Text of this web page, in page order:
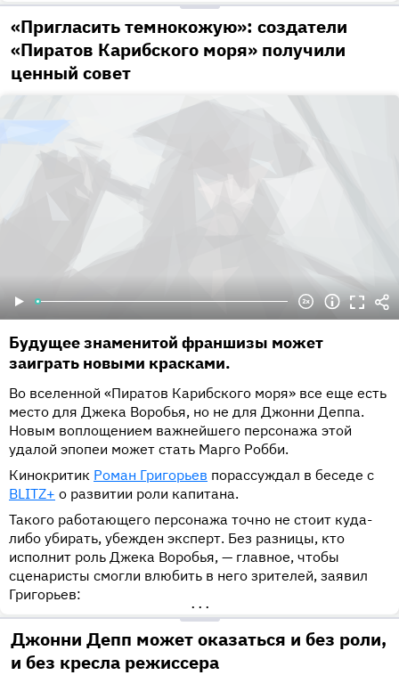
«Пригласить темнокожую»: создатели
«Пиратов Карибского моря» получили
ценный совет
Будущее знаменитой франшизы может
заиграть новыми красками.
Во вселенной «Пиратов Карибского моря» все еще есть
место для Джека Воробья, но не для Джонни Деппа.
Новым воплощением важнейшего персонажа этой
удалой эпопеи может стать Марго Робби.
Кинокритик Роман Григорьев порассуждал в беседе с
BLITZ+ о развитии роли капитана.
Такого работающего персонажа точно не стоит куда-
либо убирать, убежден эксперт. Без разницы, кто
исполнит роль Джека Воробья, — главное, чтобы
сценаристы смогли влюбить в него зрителей, заявил
Григорьев:
•••
Джонни Депп может оказаться и без роли,
и без кресла режиссера